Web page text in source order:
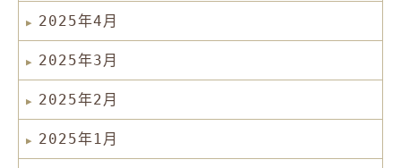
2025年4月
2025年3月
2025年2月
2025年1月